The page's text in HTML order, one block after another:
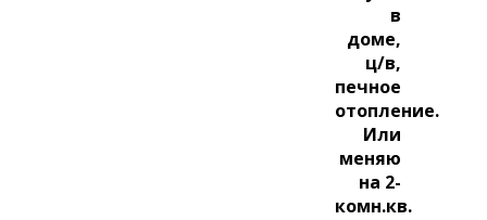
в
доме,
ц/в,
печное
отопление.
Или
меняю
на 2-
комн.кв.